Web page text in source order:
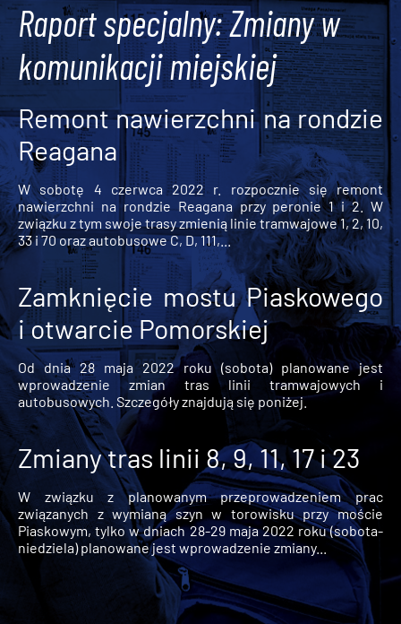
Raport specjalny: Zmiany w
komunikacji miejskiej
Remont nawierzchni na rondzie
Reagana
W sobotę 4 czerwca 2022 r. rozpocznie się remont
nawierzchni na rondzie Reagana przy peronie 1 i 2. W
związku z tym swoje trasy zmienią linie tramwajowe 1, 2, 10,
33 i 70 oraz autobusowe C, D, 111,...
Zamknięcie mostu Piaskowego
i otwarcie Pomorskiej
Od dnia 28 maja 2022 roku (sobota) planowane jest
wprowadzenie zmian tras linii tramwajowych i
autobusowych. Szczegóły znajdują się poniżej.
Zmiany tras linii 8, 9, 11, 17 i 23
W związku z planowanym przeprowadzeniem prac
związanych z wymianą szyn w torowisku przy moście
Piaskowym, tylko w dniach 28-29 maja 2022 roku (sobota-
niedziela) planowane jest wprowadzenie zmiany...